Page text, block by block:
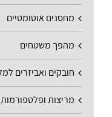
מחסנים אוטומטיים
מהפך משטחים
חובקים ואביזרים
מריצות